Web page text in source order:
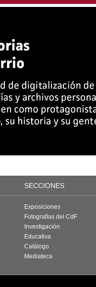
SECCIONES
Exposiciones
Fotografías del CdF
Investigación
Educativa
Catálogo
Mediateca